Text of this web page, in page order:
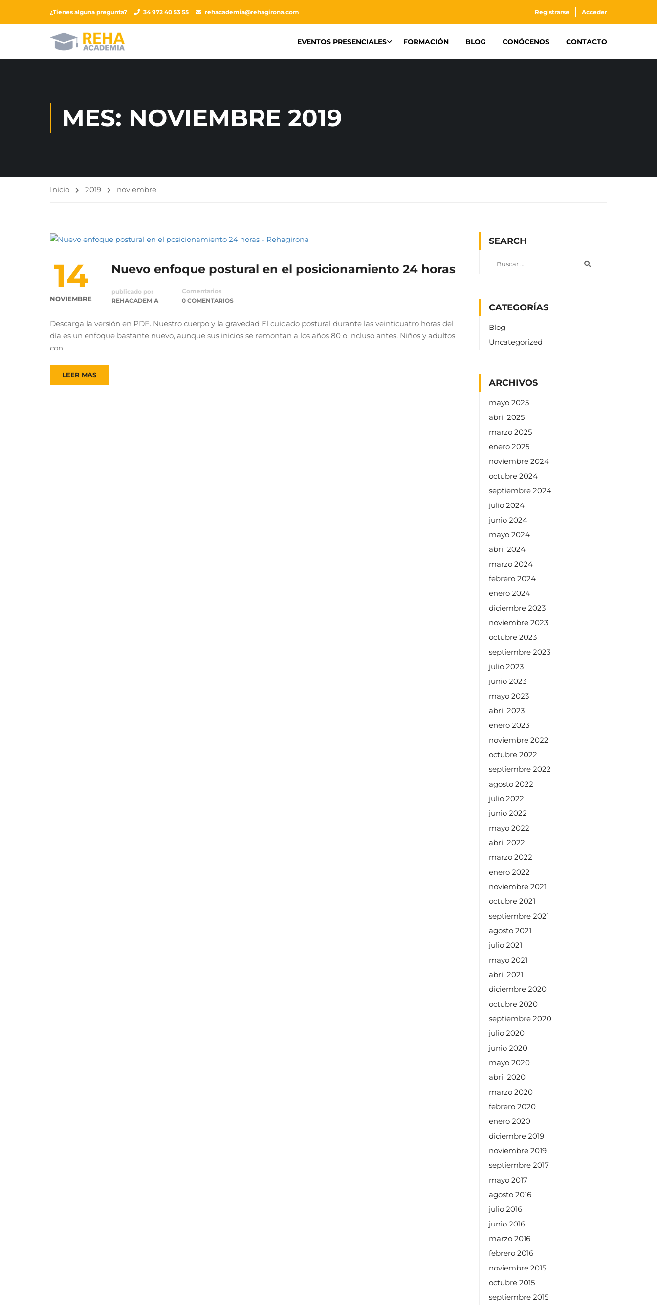
¿Tienes alguna pregunta? 34 972 40 53 55 rehacademia@rehagirona.com Registrarse Acceder
EVENTOS PRESENCIALES FORMACIÓN BLOG CONÓCENOS CONTACTO
MES: NOVIEMBRE 2019
Inicio 2019 noviembre
14
NOVIEMBRE
Nuevo enfoque postural en el posicionamiento 24 horas
publicado por
REHACADEMIA
Comentarios
0 COMENTARIOS
Descarga la versión en PDF. Nuestro cuerpo y la gravedad El cuidado postural durante las veinticuatro horas del
día es un enfoque bastante nuevo, aunque sus inicios se remontan a los años 80 o incluso antes. Niños y adultos
con …
LEER MÁS
SEARCH
CATEGORÍAS
Blog
Uncategorized
ARCHIVOS
mayo 2025
abril 2025
marzo 2025
enero 2025
noviembre 2024
octubre 2024
septiembre 2024
julio 2024
junio 2024
mayo 2024
abril 2024
marzo 2024
febrero 2024
enero 2024
diciembre 2023
noviembre 2023
octubre 2023
septiembre 2023
julio 2023
junio 2023
mayo 2023
abril 2023
enero 2023
noviembre 2022
octubre 2022
septiembre 2022
agosto 2022
julio 2022
junio 2022
mayo 2022
abril 2022
marzo 2022
enero 2022
noviembre 2021
octubre 2021
septiembre 2021
agosto 2021
julio 2021
mayo 2021
abril 2021
diciembre 2020
octubre 2020
septiembre 2020
julio 2020
junio 2020
mayo 2020
abril 2020
marzo 2020
febrero 2020
enero 2020
diciembre 2019
noviembre 2019
septiembre 2017
mayo 2017
agosto 2016
julio 2016
junio 2016
marzo 2016
febrero 2016
noviembre 2015
octubre 2015
septiembre 2015